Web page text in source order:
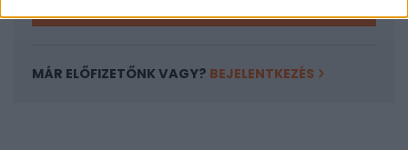
MÁR ELŐFIZETŐNK VAGY? BEJELENTKEZÉS